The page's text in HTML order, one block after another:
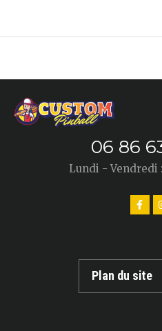
06 86
Lundi - Vendredi
Plan du site